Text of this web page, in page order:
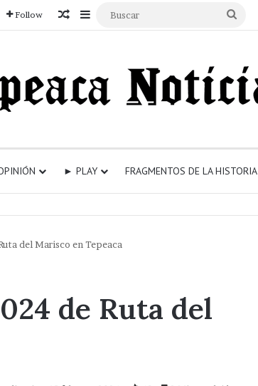
Follow Articulo aleatorio
Sidebar
► PLAY FRAGMENTOS DE LA HISTORIA
del Marisco en Tepeaca
de Ruta del